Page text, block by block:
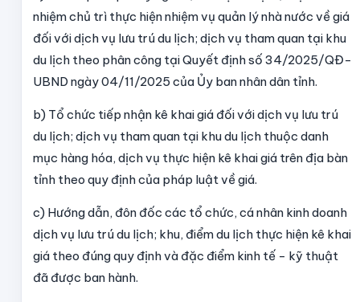
nhiệm chủ trì thực hiện nhiệm vụ quản lý nhà nước về giá
đối với dịch vụ lưu trú du lịch; dịch vụ tham quan tại khu
du lịch theo phân công tại Quyết định số 34/2025/QĐ-
UBND ngày 04/11/2025 của Ủy ban nhân dân tỉnh.
b) Tổ chức tiếp nhận kê khai giá đối với dịch vụ lưu trú
du lịch; dịch vụ tham quan tại khu du lịch thuộc danh
mục hàng hóa, dịch vụ thực hiện kê khai giá trên địa bàn
tỉnh theo quy định của pháp luật về giá.
c) Hướng dẫn, đôn đốc các tổ chức, cá nhân kinh doanh
dịch vụ lưu trú du lịch; khu, điểm du lịch thực hiện kê khai
giá theo đúng quy định và đặc điểm kinh tế - kỹ thuật
đã được ban hành.